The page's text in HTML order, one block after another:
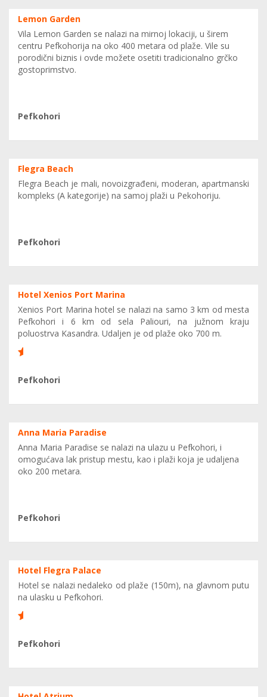
Lemon Garden
Vila Lemon Garden se nalazi na mirnoj lokaciji, u širem
centru Pefkohorija na oko 400 metara od plaže. Vile su
porodični biznis i ovde možete osetiti tradicionalno grčko
gostoprimstvo.
Pefkohori
Flegra Beach
Flegra Beach je mali, novoizgrađeni, moderan, apartmanski
kompleks (A kategorije) na samoj plaži u Pekohoriju.
Pefkohori
Hotel Xenios Port Marina
Xenios Port Marina hotel se nalazi na samo 3 km od mesta
Pefkohori i 6 km od sela Paliouri, nа južnom krаju
poluostrva Kasandrа. Udaljen je od plaže oko 700 m.
6
Pefkohori
Anna Maria Paradise
Anna Maria Paradise se nalazi na ulazu u Pefkohori, i
omogućava lak pristup mestu, kao i plaži koja je udaljena
oko 200 metara.
Pefkohori
Hotel Flegra Palace
Hotel se nalazi nedaleko od plaže (150m), na glavnom putu
na ulasku u Pefkohori.
8
Pefkohori